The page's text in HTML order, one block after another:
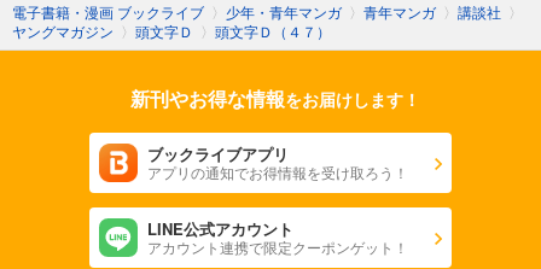
電子書籍・漫画 ブックライブ 〉 少年・青年マンガ 〉 青年マンガ 〉 講談社 〉
ヤングマガジン 〉 頭文字Ｄ 〉 頭文字Ｄ（４７）
新刊やお得な情報をお届けします！
ブックライブアプリ
アプリの通知でお得情報を受け取ろう！
LINE公式アカウント
アカウント連携で限定クーポンゲット！